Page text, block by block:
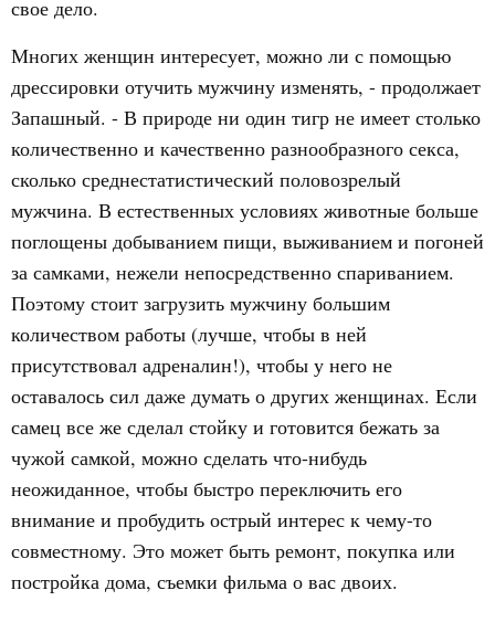
свое дело.
Многих женщин интересует, можно ли с помощью
дрессировки отучить мужчину изменять, - продолжает
Запашный. - В природе ни один тигр не имеет столько
количественно и качественно разнообразного секса,
сколько среднестатистический половозрелый
мужчина. В естественных условиях животные больше
поглощены добыванием пищи, выживанием и погоней
за самками, нежели непосредственно спариванием.
Поэтому стоит загрузить мужчину большим
количеством работы (лучше, чтобы в ней
присутствовал адреналин!), чтобы у него не
оставалось сил даже думать о других женщинах. Если
самец все же сделал стойку и готовится бежать за
чужой самкой, можно сделать что-нибудь
неожиданное, чтобы быстро переключить его
внимание и пробудить острый интерес к чему-то
совместному. Это может быть ремонт, покупка или
постройка дома, съемки фильма о вас двоих.